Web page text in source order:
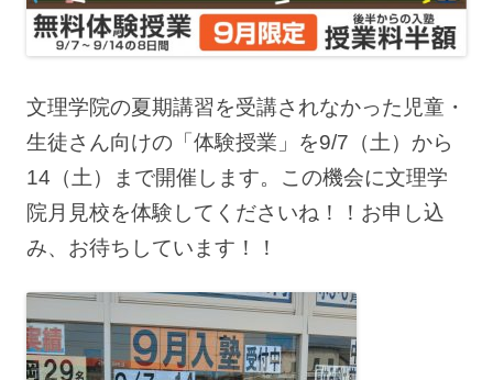
文理学院の夏期講習を受講されなかった児童・
生徒さん向けの「体験授業」を9/7（土）から
14（土）まで開催します。この機会に文理学
院月見校を体験してくださいね！！お申し込
み、お待ちしています！！